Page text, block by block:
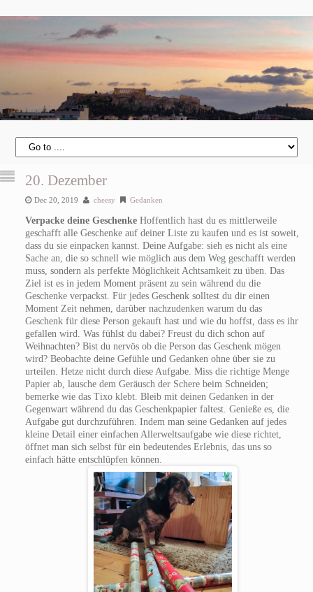
20. Dezember
Dec 20, 2019 cheesy Gedanken
Verpacke deine GeschenkeHoffentlich hast du es mittlerweile
geschafft alle Geschenke auf deiner Liste zu kaufen und es ist soweit,
dass du sie einpacken kannst. Deine Aufgabe: sieh es nicht als eine
Sache an, die so schnell wie möglich aus dem Weg geschafft werden
muss, sondern als perfekte Möglichkeit Achtsamkeit zu üben. Das
Ziel ist es in jedem Moment präsent zu sein während du die
Geschenke verpackst. Für jedes Geschenk solltest du dir einen
Moment Zeit nehmen, darüber nachzudenken warum du das
Geschenk für diese Person gekauft hast und wie du hoffst, dass es ihr
gefallen wird. Was fühlst du dabei? Freust du dich schon auf
Weihnachten? Bist du nervös ob die Person das Geschenk mögen
wird? Beobachte deine Gefühle und Gedanken ohne über sie zu
urteilen. Hetze nicht durch diese Aufgabe. Miss die richtige Menge
Papier ab, lausche dem Geräusch der Schere beim Schneiden;
bemerke wie das Tixo klebt. Bleib mit deinen Gedanken in der
Gegenwart während du das Geschenkpapier faltest. Genieße es, die
Aufgabe gut durchzuführen. Indem man seine Gedanken auf jedes
kleine Detail einer einfachen Allerweltsaufgabe wie diese richtet,
öffnet man sich selbst für ein bedeutendes Erlebnis, das uns so
einfach hätte entschlüpfen können.